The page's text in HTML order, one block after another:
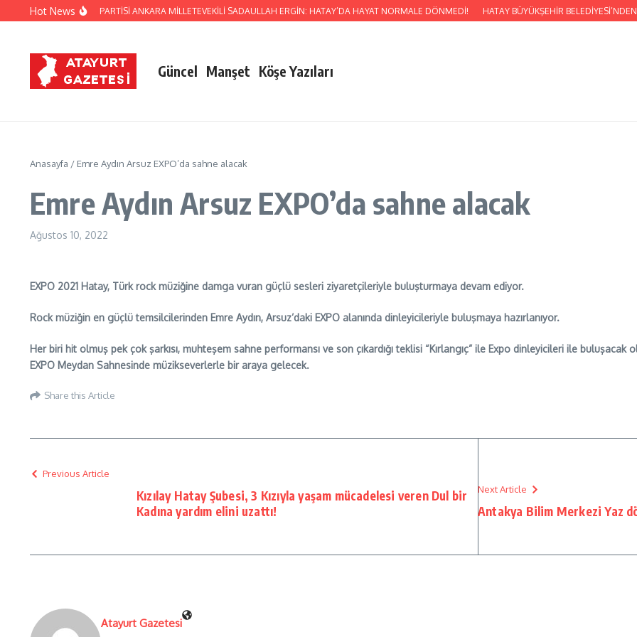
İçeriğe atlaHot News
MİLLETVEKİLİ DEVA PARTİSİ ANKARA MİLLETEVEKİLİ SADAULLAH ERGİN: HATAY’DA HAYAT NORMALE DÖNMEDİ! HATAY BÜYÜKŞEHİR
Güncel Manşet Köşe Yazıları
Anasayfa / Emre Aydın Arsuz EXPO’da sahne alacak
Emre Aydın Arsuz EXPO’da sahne alacak
Ağustos 10, 2022
EXPO 2021 Hatay, Türk rock müziğine damga vuran güçlü sesleri ziyaretçileriyle buluşturmaya devam ediyor.
Rock müziğin en güçlü temsilcilerinden Emre Aydın, Arsuz’daki EXPO alanında dinleyicileriyle buluşmaya hazırlanıyor.
Her biri hit olmuş pek çok şarkısı, muhteşem sahne performansı ve son çıkardığı teklisi “Kırlangıç” ile Expo dinleyicileri ile buluşacak
EXPO Meydan Sahnesinde müzikseverlerle bir araya gelecek.
Share this Article
Previous Article
Kızılay Hatay Şubesi, 3 Kızıyla yaşam mücadelesi veren Dul bir
Kadına yardım elini uzattı!
Next Article
Antakya Bilim Merkezi Yaz
Atayurt Gazetesi